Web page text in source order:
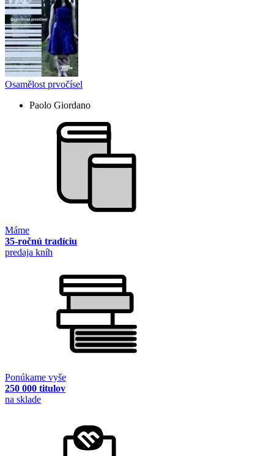
Osamělost prvočísel
Paolo Giordano
Máme
35-ročnú tradíciu
predaja kníh
Ponúkame vyše
250 000 titulov
na sklade